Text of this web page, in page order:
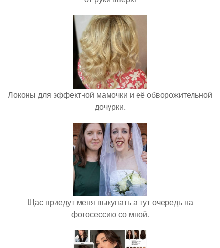
Локоны для эффектной мамочки и её обворожительной
дочурки.
Щас приедут меня выкупать а тут очередь на
фотосессию со мной.